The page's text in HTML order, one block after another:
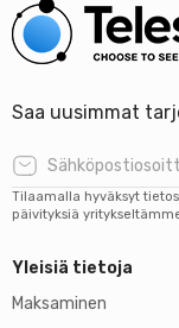
Saa uusimmat
Tilaamalla hyväksyt
päivityksiä
Yleisiä tietoja
Maksaminen